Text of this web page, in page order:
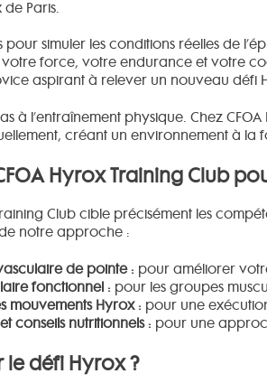
Paris.
pour simuler les conditions réelles de
force, votre endurance et votre
aspirant à relever un nouveau défi
à l’entraînement physique. Chez
créant un environnement à
Hyrox Training Club
Club cible précisément les
notre approche :
de pointe : pour améliorer
fonctionnel : pour les groupes
mouvements Hyrox : pour une
conseils nutritionnels : pour une
le défi Hyrox ?